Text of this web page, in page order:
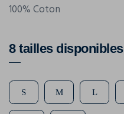
100% Coton
8 tailles disponibles
S M L